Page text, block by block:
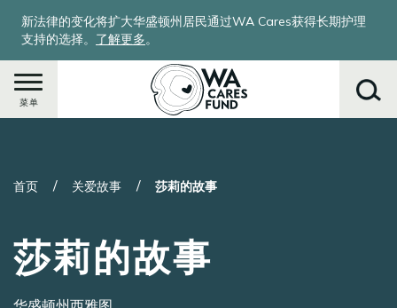
内
新法律的变化将扩大华盛顿州居民通过WA Cares获得长期护理
支持的选择。 了解更多。
菜单
首页 关爱故事 莎莉的故事
莎莉的故事